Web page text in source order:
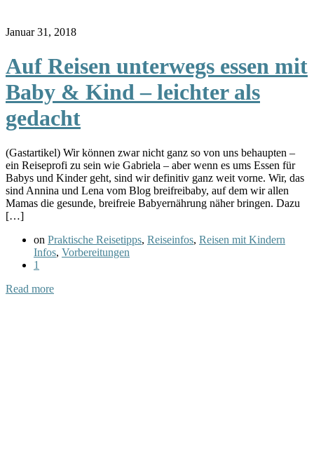
Januar 31, 2018
Auf Reisen unterwegs essen mit
Baby & Kind – leichter als
gedacht
(Gastartikel) Wir können zwar nicht ganz so von uns behaupten –
ein Reiseprofi zu sein wie Gabriela – aber wenn es ums Essen für
Babys und Kinder geht, sind wir definitiv ganz weit vorne. Wir, das
sind Annina und Lena vom Blog breifreibaby, auf dem wir allen
Mamas die gesunde, breifreie Babyernährung näher bringen. Dazu
[…]
on Praktische Reisetipps, Reiseinfos, Reisen mit Kindern
Infos, Vorbereitungen
1
Read more